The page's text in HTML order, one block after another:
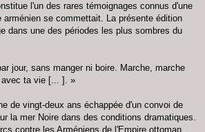
l'un des rares témoignages connus d'une
se commettait. La présente édition
dans une des périodes les plus sombres du
jour, sans manger ni boire. Marche, marche
avec ta vie [... ]. »
de vingt-deux ans échappée d'un convoi de
la mer Noire dans des conditions dramatiques.
contre les Arméniens de l'Empire ottoman